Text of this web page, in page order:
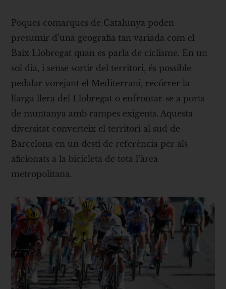
Poques comarques de Catalunya poden
presumir d’una geografia tan variada com el
Baix Llobregat quan es parla de ciclisme. En un
sol dia, i sense sortir del territori, és possible
pedalar vorejant el Mediterrani, recórrer la
llarga llera del Llobregat o enfrontar-se a ports
de muntanya amb rampes exigents. Aquesta
diversitat converteix el territori al sud de
Barcelona en un destí de referència per als
aficionats a la bicicleta de tota l’àrea
metropolitana.